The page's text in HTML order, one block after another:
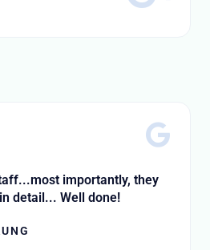
importantly, they
detail... Well done!